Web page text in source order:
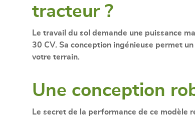
tracteur ?
Le travail du sol demande une puissance
30 CV. Sa conception ingénieuse permet
votre terrain.
Une conception
Le secret de la performance de ce modèle